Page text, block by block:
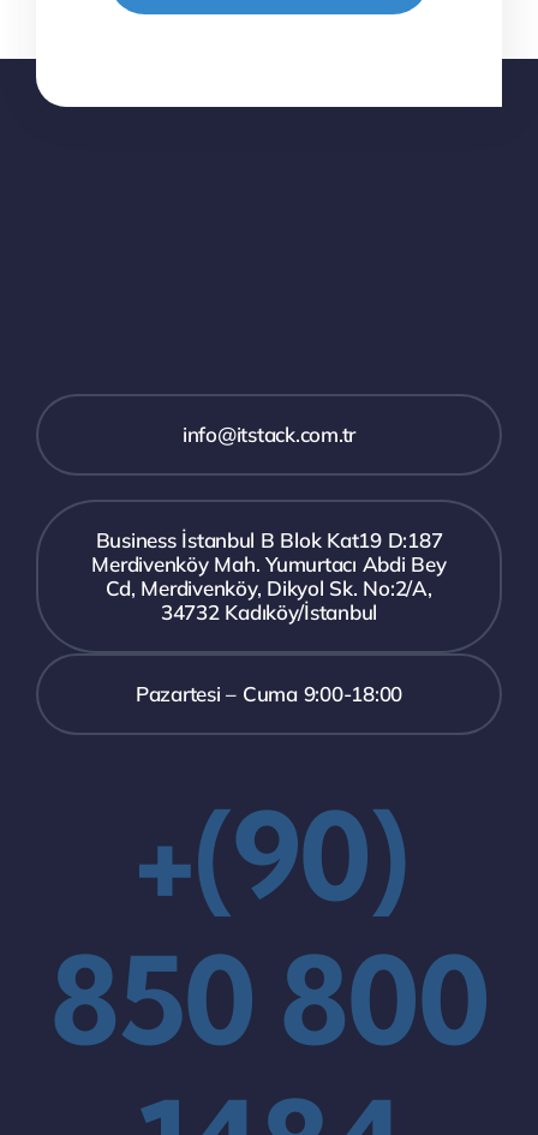
info@itstack.com.tr
Business İstanbul B Blok Kat19 D:187
Merdivenköy Mah. Yumurtacı Abdi Bey
Cd, Merdivenköy, Dikyol Sk. No:2/A,
34732 Kadıköy/İstanbul
Pazartesi – Cuma 9:00-18:00
+(90)
850 800